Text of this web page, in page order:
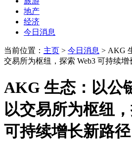
地产
经济
今日消息
当前位置： 主页 > 今日消息 > AKG
交易所为枢纽，探索 Web3 可持续增
AKG 生态：以公
以交易所为枢纽
可持续增长新路径